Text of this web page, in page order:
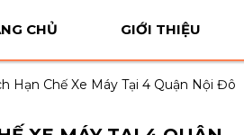
CHỦ GIỚI THIỆU
Hạn Chế Xe Máy Tại 4 Quận Nội Đô